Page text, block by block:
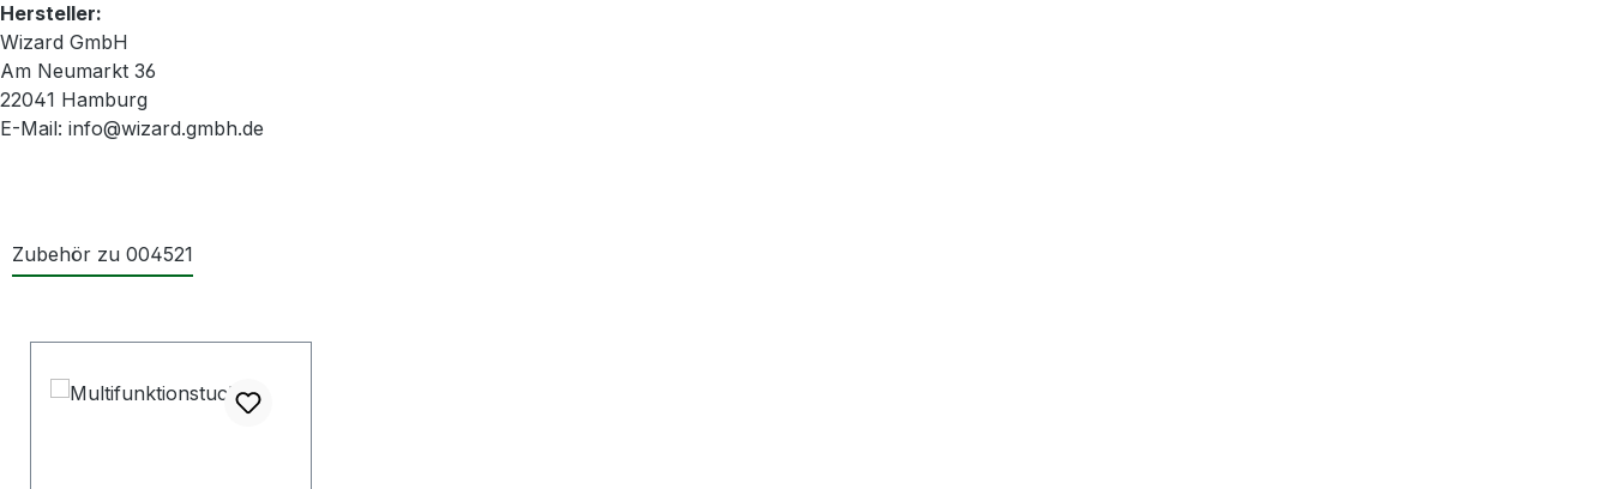
Hersteller:
Wizard GmbH
Am Neumarkt 36
22041 Hamburg
E-Mail: info@wizard.gmbh.de
Zubehör zu 004521